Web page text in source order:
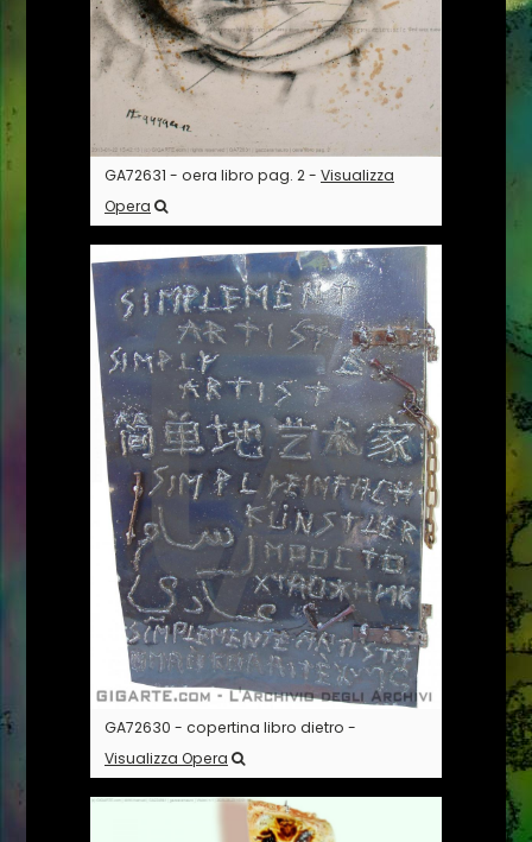
GA72631 - oera libro pag. 2 - Visualizza
Opera
GA72630 - copertina libro dietro -
Visualizza Opera